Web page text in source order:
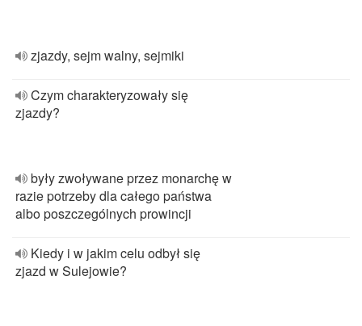
zjazdy, sejm walny, sejmiki
Czym charakteryzowały się
zjazdy?
były zwoływane przez monarchę w
razie potrzeby dla całego państwa
albo poszczególnych prowincji
Kiedy i w jakim celu odbył się
zjazd w Sulejowie?